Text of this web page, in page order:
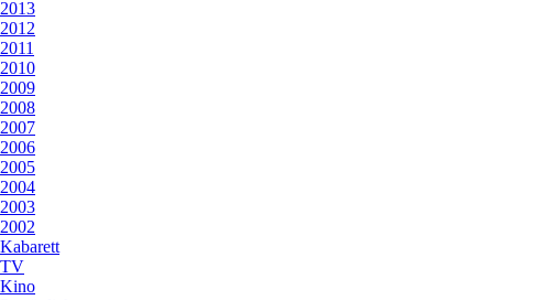
2013
2012
2011
2010
2009
2008
2007
2006
2005
2004
2003
2002
Kabarett
TV
Kino